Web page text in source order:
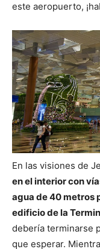
este aeropuerto,
En las visiones de
en el interior con
agua de 40 metros
edificio de la
debería terminarse
que esperar.